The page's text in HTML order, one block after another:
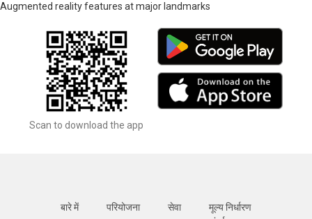
Augmented reality features at major landmarks
Scan to download the app
बारे में परियोजना सेवा
मूल्य निर्धारण